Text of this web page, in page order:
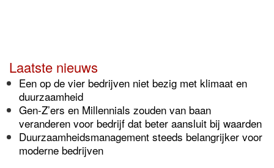
Laatste nieuws
Een op de vier bedrijven niet bezig met klimaat en
duurzaamheid
Gen-Z’ers en Millennials zouden van baan
veranderen voor bedrijf dat beter aansluit bij waarden
Duurzaamheidsmanagement steeds belangrijker voor
moderne bedrijven